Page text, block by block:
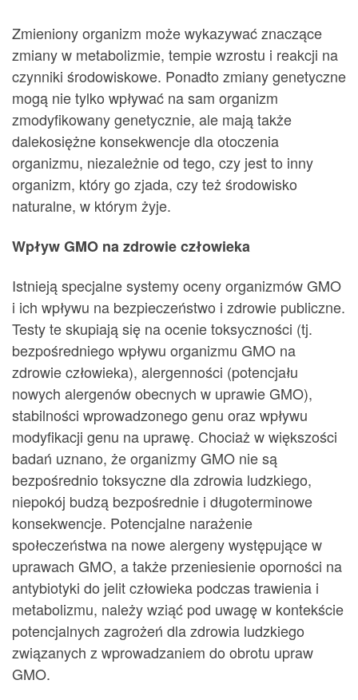
Zmieniony organizm może wykazywać znaczące
zmiany w metabolizmie, tempie wzrostu i reakcji na
czynniki środowiskowe. Ponadto zmiany genetyczne
mogą nie tylko wpływać na sam organizm
zmodyfikowany genetycznie, ale mają także
dalekosiężne konsekwencje dla otoczenia
organizmu, niezależnie od tego, czy jest to inny
organizm, który go zjada, czy też środowisko
naturalne, w którym żyje.
Wpływ GMO na zdrowie człowieka
Istnieją specjalne systemy oceny organizmów GMO
i ich wpływu na bezpieczeństwo i zdrowie publiczne.
Testy te skupiają się na ocenie toksyczności (tj.
bezpośredniego wpływu organizmu GMO na
zdrowie człowieka), alergenności (potencjału
nowych alergenów obecnych w uprawie GMO),
stabilności wprowadzonego genu oraz wpływu
modyfikacji genu na uprawę. Chociaż w większości
badań uznano, że organizmy GMO nie są
bezpośrednio toksyczne dla zdrowia ludzkiego,
niepokój budzą bezpośrednie i długoterminowe
konsekwencje. Potencjalne narażenie
społeczeństwa na nowe alergeny występujące w
uprawach GMO, a także przeniesienie oporności na
antybiotyki do jelit człowieka podczas trawienia i
metabolizmu, należy wziąć pod uwagę w kontekście
potencjalnych zagrożeń dla zdrowia ludzkiego
związanych z wprowadzaniem do obrotu upraw
GMO.